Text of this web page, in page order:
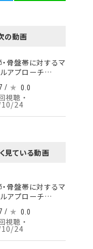
の動画
骨盤帯に対するマ
アプローチ
関節・骨盤帯の
徒手検査法
/ 0.0
視聴 ・
24
見ている動画
骨盤帯に対するマ
アプローチ
関節・骨盤帯の
徒手検査法
/ 0.0
視聴 ・
24